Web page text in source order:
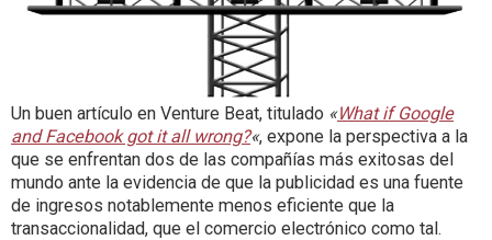
Un buen artículo en Venture Beat, titulado «What if Google
and Facebook got it all wrong?«, expone la perspectiva a la
que se enfrentan dos de las compañías más exitosas del
mundo ante la evidencia de que la publicidad es una fuente
de ingresos notablemente menos eficiente que la
transaccionalidad, que el comercio electrónico como tal.